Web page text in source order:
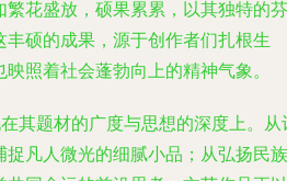
花盛放，硕果累累，以其独特的芬
硕的成果，源于创作者们扎根生
照着社会蓬勃向上的精神气象。
其题材的广度与思想的深度上。从
凡人微光的细腻小品；从弘扬民族